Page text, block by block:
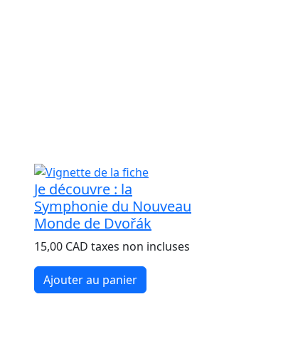
Je découvre : la
Symphonie du Nouveau
Monde de Dvořák
15,00 CAD taxes non incluses
Ajouter au panier